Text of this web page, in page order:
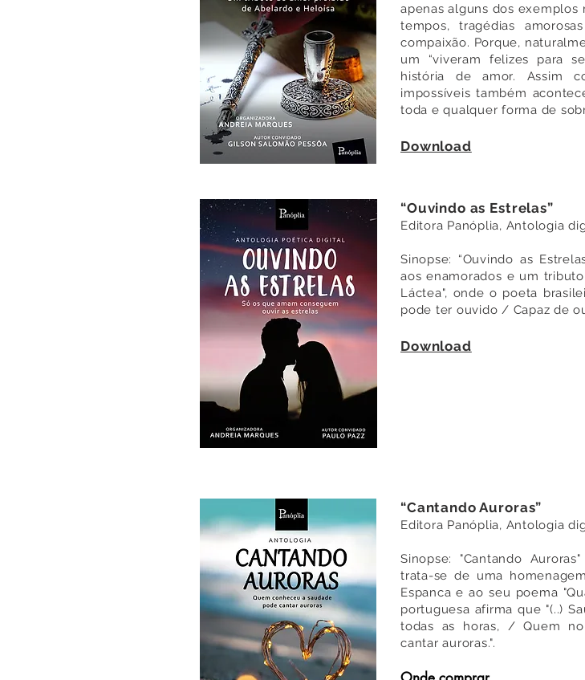
apenas alguns dos exemplos
tempos, tragédias
compaixão. Porque,
um “viveram felizes para
história de amor. Assim
impossíveis também
toda e qualquer forma de
Download
“Ouvindo as Estrelas”
Editora Panóplia, Antologia
Sinopse: “Ouvindo as
aos enamorados e um
Láctea", onde o poeta
pode ter ouvido / Capaz de
Download
“Cantando Auroras”
Editora Panóplia, Antologia
Sinopse: "Cantando
trata-se de uma
Espanca e ao seu poema
portuguesa afirma que "(..)
todas as horas, / Quem
cantar auroras.".